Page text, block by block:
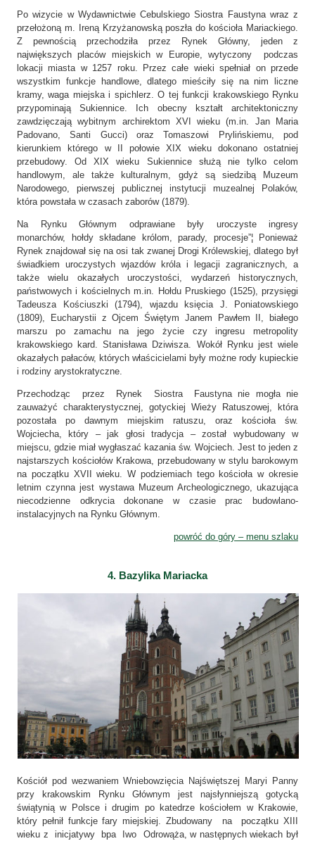
Po wizycie w Wydawnictwie Cebulskiego Siostra Faustyna wraz z
przełożoną m. Ireną Krzyżanowską poszła do kościoła Mariackiego.
Z pewnością przechodziła przez Rynek Główny, jeden z
największych placów miejskich w Europie, wytyczony podczas
lokacji miasta w 1257 roku. Przez całe wieki spełniał on przede
wszystkim funkcje handlowe, dlatego mieściły się na nim liczne
kramy, waga miejska i spichlerz. O tej funkcji krakowskiego Rynku
przypominają Sukiennice. Ich obecny kształt architektoniczny
zawdzięczają wybitnym archirektom XVI wieku (m.in. Jan Maria
Padovano, Santi Gucci) oraz Tomaszowi Prylińskiemu, pod
kierunkiem którego w II połowie XIX wieku dokonano ostatniej
przebudowy. Od XIX wieku Sukiennice służą nie tylko celom
handlowym, ale także kulturalnym, gdyż są siedzibą Muzeum
Narodowego, pierwszej publicznej instytucji muzealnej Polaków,
która powstała w czasach zaborów (1879).
Na Rynku Głównym odprawiane były uroczyste ingresy
monarchów, hołdy składane królom, parady, procesje”¦ Ponieważ
Rynek znajdował się na osi tak zwanej Drogi Królewskiej, dlatego był
świadkiem uroczystych wjazdów króla i legacji zagranicznych, a
także wielu okazałych uroczystości, wydarzeń historycznych,
państwowych i kościelnych m.in. Hołdu Pruskiego (1525), przysięgi
Tadeusza Kościuszki (1794), wjazdu księcia J. Poniatowskiego
(1809), Eucharystii z Ojcem Świętym Janem Pawłem II, białego
marszu po zamachu na jego życie czy ingresu metropolity
krakowskiego kard. Stanisława Dziwisza. Wokół Rynku jest wiele
okazałych pałaców, których właścicielami były możne rody kupieckie
i rodziny arystokratyczne.
Przechodząc przez Rynek Siostra Faustyna nie mogła nie
zauważyć charakterystycznej, gotyckiej Wieży Ratuszowej, która
pozostała po dawnym miejskim ratuszu, oraz kościoła św.
Wojciecha, który – jak głosi tradycja – został wybudowany w
miejscu, gdzie miał wygłaszać kazania św. Wojciech. Jest to jeden z
najstarszych kościołów Krakowa, przebudowany w stylu barokowym
na początku XVII wieku. W podziemiach tego kościoła w okresie
letnim czynna jest wystawa Muzeum Archeologicznego, ukazująca
niecodzienne odkrycia dokonane w czasie prac budowlano-
instalacyjnych na Rynku Głównym.
powróć do góry – menu szlaku
4. Bazylika Mariacka
Kościół pod wezwaniem Wniebowzięcia Najświętszej Maryi Panny
przy krakowskim Rynku Głównym jest najsłynniejszą gotycką
świątynią w Polsce i drugim po katedrze kościołem w Krakowie,
który pełnił funkcje fary miejskiej. Zbudowany na początku XIII
wieku z inicjatywy bpa Iwo Odrowąża, w następnych wiekach był